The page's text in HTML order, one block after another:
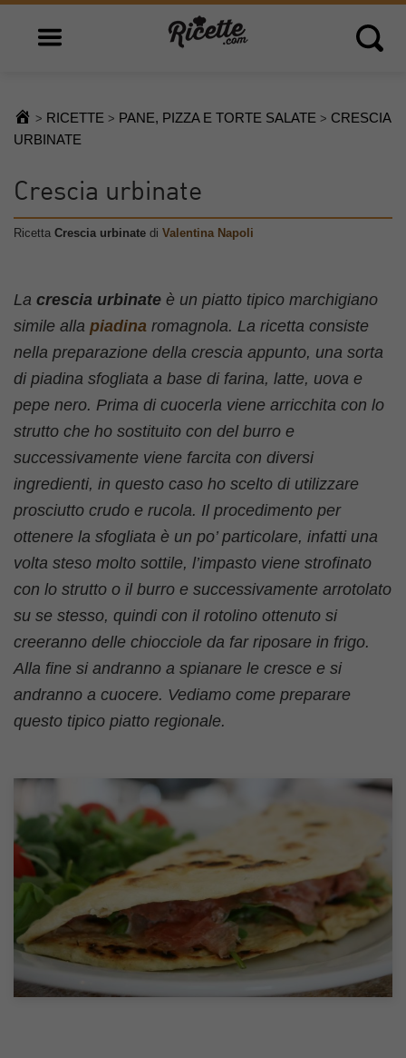
Open main menu Open
> RICETTE > PANE, PIZZA E TORTE SALATE > CRESCIA
URBINATE
Crescia urbinate
Ricetta Crescia urbinate di Valentina Napoli
La crescia urbinate è un piatto tipico marchigiano
simile alla piadina romagnola. La ricetta consiste
nella preparazione della crescia appunto, una sorta
di piadina sfogliata a base di farina, latte, uova e
pepe nero. Prima di cuocerla viene arricchita con lo
strutto che ho sostituito con del burro e
successivamente viene farcita con diversi
ingredienti, in questo caso ho scelto di utilizzare
prosciutto crudo e rucola. Il procedimento per
ottenere la sfogliata è un po’ particolare, infatti una
volta steso molto sottile, l’impasto viene strofinato
con lo strutto o il burro e successivamente arrotolato
su se stesso, quindi con il rotolino ottenuto si
creeranno delle chiocciole da far riposare in frigo.
Alla fine si andranno a spianare le cresce e si
andranno a cuocere. Vediamo come preparare
questo tipico piatto regionale.